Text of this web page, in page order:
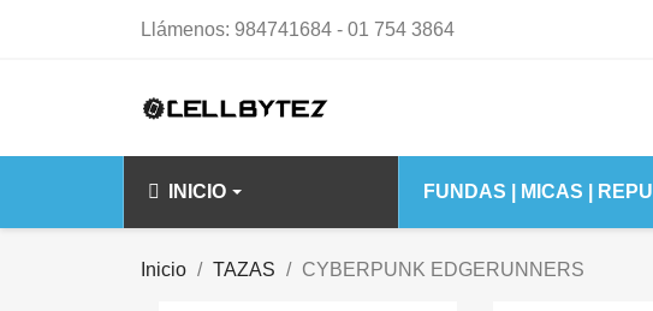
Llámenos: 984741684 - 01 754 3864
INICIO FUNDAS | MICAS |
Inicio TAZAS CYBERPUNK EDGERUNNERS